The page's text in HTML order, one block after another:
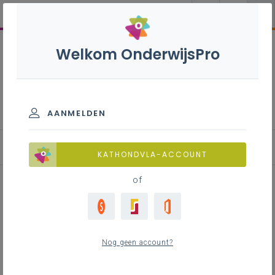
Voortgang
Energie(k) Onderwijs op volle
Welkom OnderwijsPro
AANMELDEN
KATHONDVLA-ACCOUNT
of
Nog geen account?